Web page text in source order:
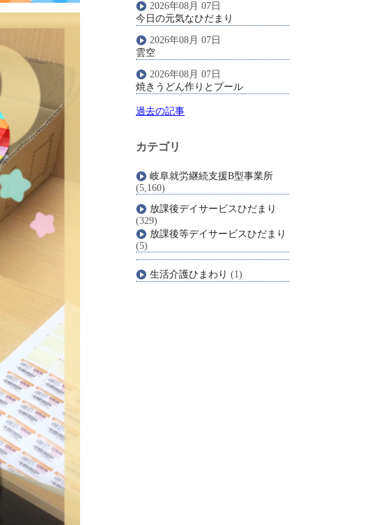
2026年08月 07日
今日の元気なひだまり
2026年08月 07日
雲空
2026年08月 07日
焼きうどん作りとプール
過去の記事
カテゴリ
岐阜就労継続支援B型事業所
(5,160)
放課後デイサービスひだまり
(329)
放課後等デイサービスひだまり
(5)
生活介護ひまわり (1)